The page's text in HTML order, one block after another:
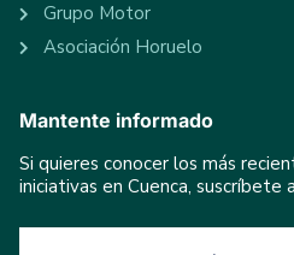
Grupo Motor
Asociación Horuelo
Mantente informado
Si quieres conocer los más
iniciativas en Cuenca,